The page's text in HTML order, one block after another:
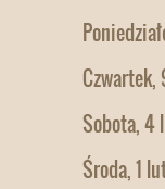
Czwartek,
Sobota, 4
Środa, 1